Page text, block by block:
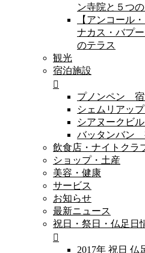
ン寺院と５つ
【アンコール
ナカス・バプ
のテラス
観光
宿泊施設
プノンペン 宿
シェムリアッ
シアヌークビ
バッタンバン
飲食店・ナイトクラ
ショップ・土産
美容・健康
サービス
お知らせ
最新ニュース
祝日・祭日・仏足日
2017年 祝日 仏